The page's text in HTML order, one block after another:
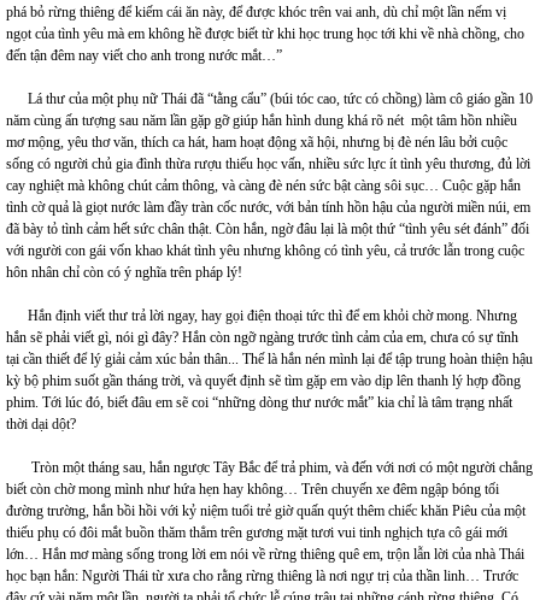
phá bỏ rừng thiêng để kiếm cái ăn này, để được khóc trên vai anh, dù chỉ một lần nếm vị
ngọt của tình yêu mà em không hề được biết từ khi học trung học tới khi về nhà chồng, cho
đến tận đêm nay viết cho anh trong nước mắt…”
Lá thư của một phụ nữ Thái đã “tằng cẩu” (búi tóc cao, tức có chồng) làm cô giáo gần 10
năm cùng ấn tượng sau năm lần gặp gỡ giúp hắn hình dung khá rõ nét một tâm hồn nhiều
mơ mộng, yêu thơ văn, thích ca hát, ham hoạt động xã hội, nhưng bị đè nén lâu bởi cuộc
sống có người chủ gia đình thừa rượu thiếu học vấn, nhiều sức lực ít tình yêu thương, đủ lời
cay nghiệt mà không chút cảm thông, và càng đè nén sức bật càng sôi sục… Cuộc gặp hắn
tình cờ quả là giọt nước làm đầy tràn cốc nước, với bản tính hồn hậu của người miền núi, em
đã bày tỏ tình cảm hết sức chân thật. Còn hắn, ngờ đâu lại là một thứ “tình yêu sét đánh” đối
với người con gái vốn khao khát tình yêu nhưng không có tình yêu, cả trước lẫn trong cuộc
hôn nhân chỉ còn có ý nghĩa trên pháp lý!
Hắn định viết thư trả lời ngay, hay gọi điện thoại tức thì để em khỏi chờ mong. Nhưng
hắn sẽ phải viết gì, nói gì đây? Hắn còn ngỡ ngàng trước tình cảm của em, chưa có sự tĩnh
tại cần thiết để lý giải cảm xúc bản thân... Thế là hắn nén mình lại để tập trung hoàn thiện hậu
kỳ bộ phim suốt gần tháng trời, và quyết định sẽ tìm gặp em vào dịp lên thanh lý hợp đồng
phim. Tới lúc đó, biết đâu em sẽ coi “những dòng thư nước mắt” kia chỉ là tâm trạng nhất
thời dại dột?
Tròn một tháng sau, hắn ngược Tây Bắc để trả phim, và đến với nơi có một người chẳng
biết còn chờ mong mình như hứa hẹn hay không… Trên chuyến xe đêm ngập bóng tối
đường trường, hắn bồi hồi với kỷ niệm tuổi trẻ giờ quấn quýt thêm chiếc khăn Piêu của một
thiếu phụ có đôi mắt buồn thăm thẳm trên gương mặt tươi vui tinh nghịch tựa cô gái mới
lớn… Hắn mơ màng sống trong lời em nói về rừng thiêng quê em, trộn lẫn lời của nhà Thái
học bạn hắn: Người Thái từ xưa cho rằng rừng thiêng là nơi ngự trị của thần linh… Trước